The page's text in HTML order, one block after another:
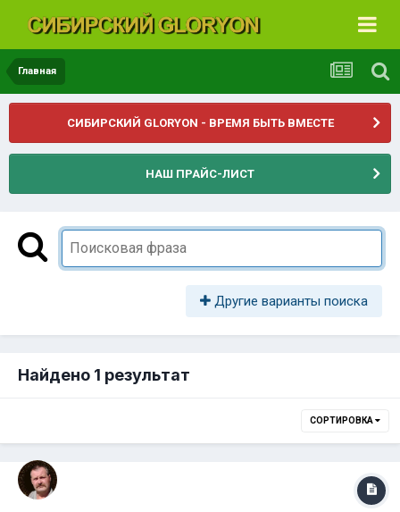
Главная
СИБИРСКИЙ GLORYON - ВРЕМЯ БЫТЬ ВМЕСТЕ
НАШ ПРАЙС-ЛИСТ
Другие варианты поиска
Найдено 1 результат
СОРТИРОВКА